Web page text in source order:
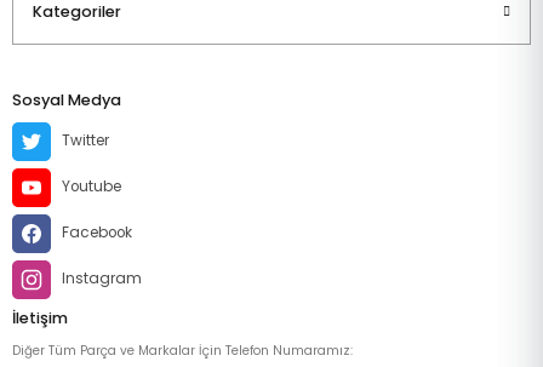
Kategoriler
Sosyal Medya
Twitter
Youtube
Facebook
Instagram
İletişim
Diğer Tüm Parça ve Markalar İçin Telefon Numaramız: